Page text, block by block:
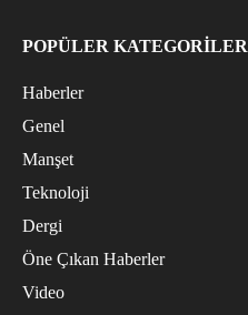
POPÜLER KATEGORİLER
Haberler
Genel
Manşet
Teknoloji
Dergi
Öne Çıkan Haberler
Video